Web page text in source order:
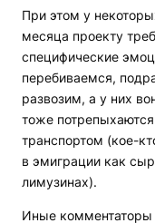
При этом у
месяца проекту
специфические
перебиваемся,
развозим, а у них
тоже
транспортом (кое-
в эмиграции как
лимузинах).
Иные комментаторы